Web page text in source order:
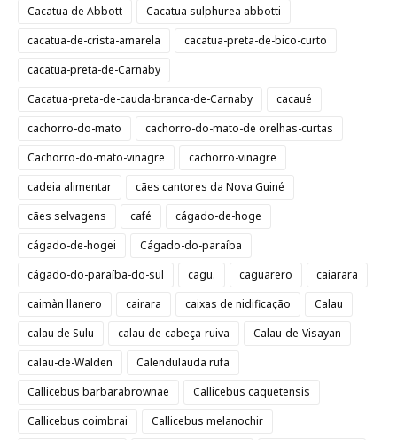
Cacatua de Abbott
Cacatua sulphurea abbotti
cacatua-de-crista-amarela
cacatua-preta-de-bico-curto
cacatua-preta-de-Carnaby
Cacatua-preta-de-cauda-branca-de-Carnaby
cacaué
cachorro-do-mato
cachorro-do-mato-de orelhas-curtas
Cachorro-do-mato-vinagre
cachorro-vinagre
cadeia alimentar
cães cantores da Nova Guiné
cães selvagens
café
cágado-de-hoge
cágado-de-hogei
Cágado-do-paraíba
cágado-do-paraíba-do-sul
cagu. caguarero
caiarara
caimàn llanero
cairara caixas de nidificação
Calau
calau de Sulu
calau-de-cabeça-ruiva
Calau-de-Visayan
calau-de-Walden
Calendulauda rufa
Callicebus barbarabrownae
Callicebus caquetensis
Callicebus coimbrai
Callicebus melanochir